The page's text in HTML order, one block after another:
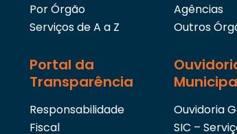
Por Órgão
Serviços de A a Z
Agências
Outros
Portal da
Transparência
Responsabilidade
Fiscal
Ouvidoria
SIC –